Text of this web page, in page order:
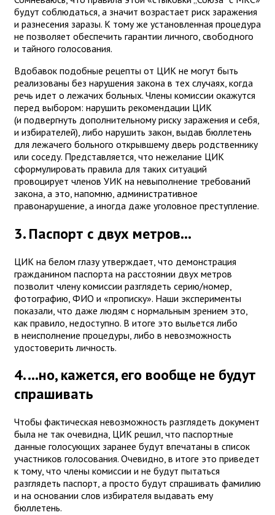
будут соблюдаться, а значит возрастает риск заражения
и разнесения заразы. К тому же установленная процедура
не позволяет обеспечить гарантии личного, свободного
и тайного голосования.
Вдобавок подобные рецепты от ЦИК не могут быть
реализованы без нарушения закона в тех случаях, когда
речь идет о лежачих больных. Члены комиссии окажутся
перед выбором: нарушить рекомендации ЦИК
(и подвергнуть дополнительному риску заражения и себя,
и избирателей), либо нарушить закон, выдав бюллетень
для лежачего больного открывшему дверь родственнику
или соседу. Представляется, что нежелание ЦИК
сформулировать правила для таких ситуаций
провоцирует членов УИК на невыполнение требований
закона, а это, напомню, административное
правонарушение, а иногда даже уголовное преступление.
3. Паспорт с двух метров...
ЦИК на белом глазу утверждает, что демонстрация
гражданином паспорта на расстоянии двух метров
позволит члену комиссии разглядеть серию/номер,
фотографию, ФИО и «прописку». Наши эксперименты
показали, что даже людям с нормальным зрением это,
как правило, недоступно. В итоге это выльется либо
в неисполнение процедуры, либо в невозможность
удостоверить личность.
4. ...но, кажется, его вообще не будут
спрашивать
Чтобы фактическая невозможность разглядеть документ
была не так очевидна, ЦИК решил, что паспортные
данные голосующих заранее будут впечатаны в список
участников голосования. Очевидно, в итоге это приведет
к тому, что члены комиссии и не будут пытаться
разглядеть паспорт, а просто будут спрашивать фамилию
и на основании слов избирателя выдавать ему
бюллетень.